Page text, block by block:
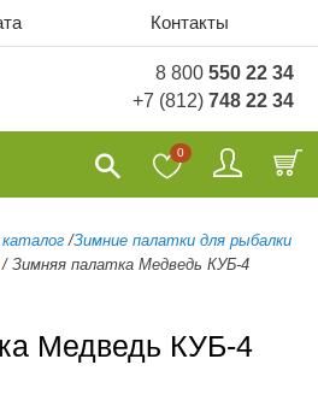
Контакты
8 800 550 22 34
+7 (812) 748 22 34
0
/Зимние палатки для рыбалки
/ Зимняя палатка Медведь КУБ-4
Медведь КУБ-4